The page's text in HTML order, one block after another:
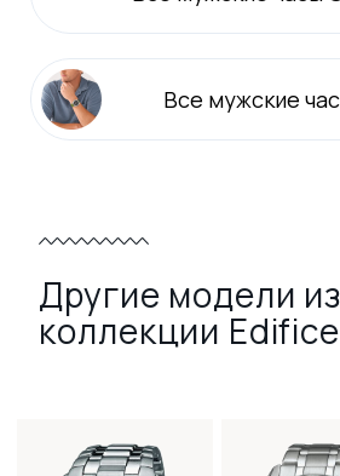
Все мужские
Другие модели из
коллекции Edifice